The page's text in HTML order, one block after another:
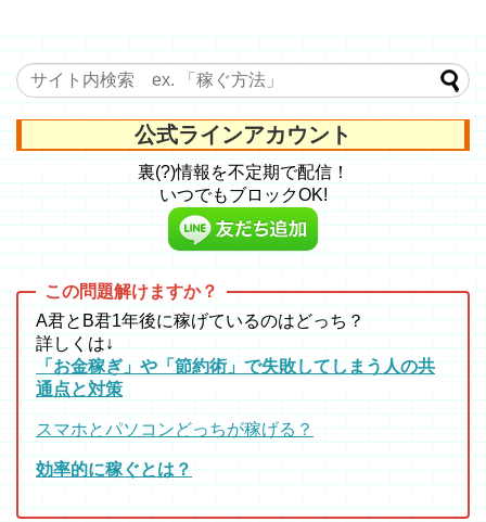
公式ラインアカウント
裏(?)情報を不定期で配信！
いつでもブロックOK!
A君とB君1年後に稼げているのはどっち？
詳しくは↓
「お金稼ぎ」や「節約術」で失敗してしまう人の共
通点と対策
スマホとパソコンどっちが稼げる？
効率的に稼ぐとは？